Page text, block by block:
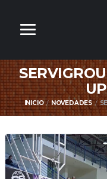
INICIO NOVEDADES